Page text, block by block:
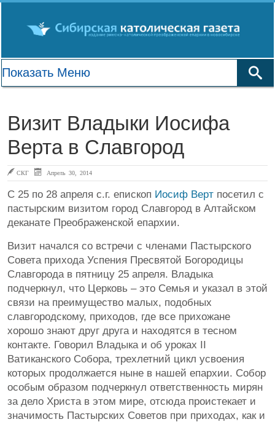
Визит Владыки Иосифа
Верта в Славгород
СКГ Апрель 30, 2014
С 25 по 28 апреля с.г. епископ Иосиф Верт посетил с
пастырским визитом город Славгород в Алтайском
деканате Преображенской епархии.
Визит начался со встречи с членами Пастырского
Совета прихода Успения Пресвятой Богородицы
Славгорода в пятницу 25 апреля. Владыка
подчеркнул, что Церковь – это Семья и указал в этой
связи на преимущество малых, подобных
славгородскому, приходов, где все прихожане
хорошо знают друг друга и находятся в тесном
контакте. Говорил Владыка и об уроках II
Ватиканского Собора, трехлетний цикл усвоения
которых продолжается ныне в нашей епархии. Собор
особым образом подчеркнул ответственность мирян
за дело Христа в этом мире, отсюда проистекает и
значимость Пастырских Советов при приходах, как и